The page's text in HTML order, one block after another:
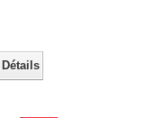
Détails